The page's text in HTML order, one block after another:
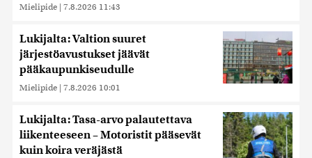
Mielipide | 7.8.2026 11:43
Lukijalta: Valtion suuret
järjestöavustukset jäävät
pääkaupunkiseudulle
Mielipide | 7.8.2026 10:01
Lukijalta: Tasa-arvo palautettava
liikenteeseen – Motoristit pääsevät
kuin koira veräjästä